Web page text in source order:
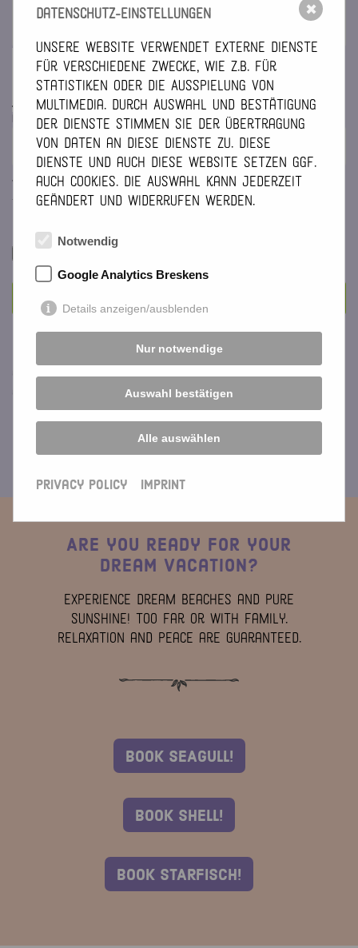
PLEASE ENTER THE CODE SHOWN *
We treat your data confidentially and do not pass it on
to third parties. By submitting you agree to the
I AGREE*
PLEASE DO NOT FILL
Please fill out the form completely and provide
advice. Inquiries that are only half-filled will
not be processed.
Are you ready for your
dream vacation?
Experience dream beaches and pure
sunshine! Too far or with family.
Relaxation and peace are guaranteed.
BOOK SEAGULL!
BOOK SHELL!
BOOK STARFISCH!
Datenschutz-Einstellungen
Unsere Website verwendet externe Dienste
für verschiedene Zwecke, wie z.B. für
Statistiken oder die Ausspielung von
Multimedia. Durch Auswahl und Bestätigung
der Dienste stimmen Sie der Übertragung
von Daten an diese Dienste zu. Diese
Dienste und auch diese Website setzen ggf.
auch Cookies. Die Auswahl kann jederzeit
geändert und widerrufen werden.
Notwendig
Google Analytics Breskens
Details anzeigen/ausblenden
Nur notwendige
Auswahl bestätigen
Alle auswählen
Privacy Policy Imprint
✖